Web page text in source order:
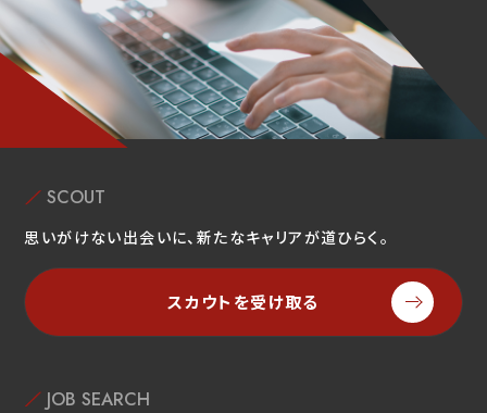
SCOUT
思いがけない出会いに、新たなキャリアが道ひらく。
スカウトを受け取る
JOB SEARCH